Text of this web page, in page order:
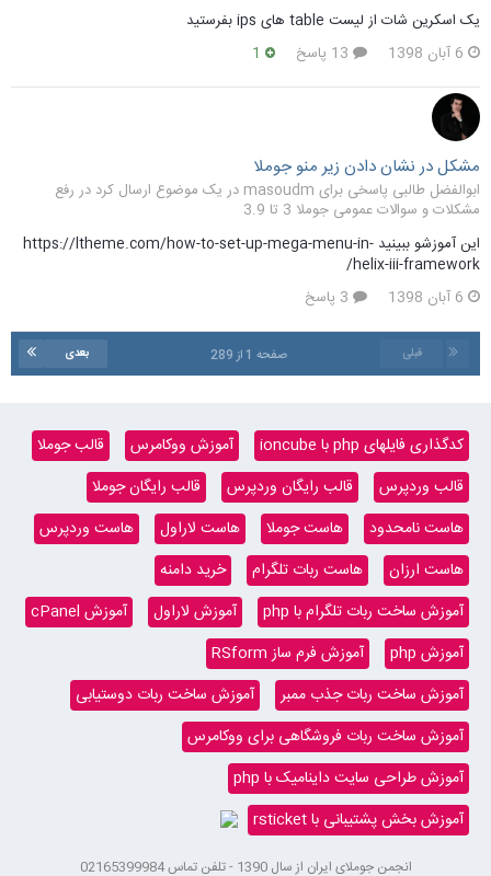
یک اسکرین شات از لیست table های ips بفرستید
6 آبان 1398
مشکل در نشان دادن زیر منو جوملا
ابوالفضل طالبی پاسخی برای masoudm در یک موضوع ارسال کرد در
رفع
مشکلات و سوالات عمومی جوملا 3 تا 3.9
این آموزشو ببینید https://ltheme.com/how-to-set-up-mega-menu-in-
helix-iii-framework/
6 آبان 1398
قبلی بعدی صفحه 1 از 289
کدگذاری فایلهای php با ioncube آموزش ووکامرس
قالب جوملا
قالب وردپرس
قالب رایگان وردپرس
قالب رایگان جوملا
هاست نامحدود
هاست جوملا هاست لاراول
هاست وردپرس
هاست ارزان
هاست ربات تلگرام
خرید دامنه
آموزش ساخت ربات تلگرام با php
آموزش لاراول
آموزش cPanel
آموزش php
آموزش فرم ساز RSform
آموزش ساخت ربات جذب ممبر
آموزش ساخت ربات دوستیابی
آموزش ساخت ربات فروشگاهی برای ووکامرس
آموزش طراحی سایت داینامیک با php
آموزش بخش پشتیبانی با rsticket
انجمن جوملای ایران از سال 1390 - تلفن تماس 02165399984